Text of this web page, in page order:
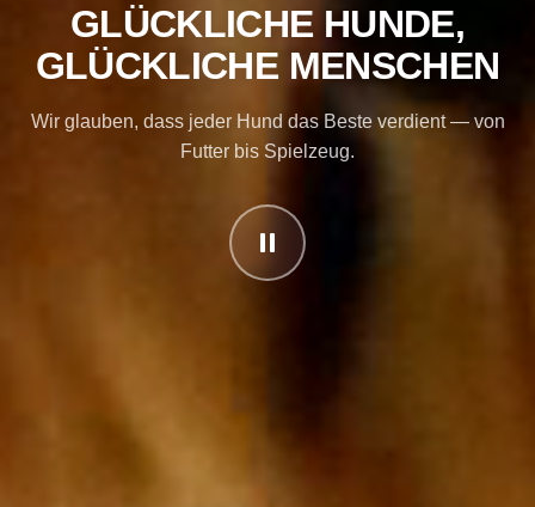
GLÜCKLICHE HUNDE,
GLÜCKLICHE MENSCHEN
Wir glauben, dass jeder Hund das Beste verdient — von
Futter bis Spielzeug.